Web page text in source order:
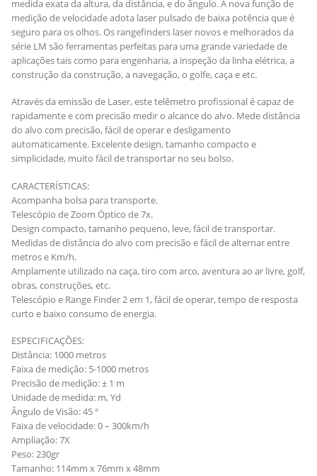
medida exata da altura, da distância, e do ângulo. A nova função de
medição de velocidade adota laser pulsado de baixa potência que é
seguro para os olhos. Os rangefinders laser novos e melhorados da
série LM são ferramentas perfeitas para uma grande variedade de
aplicações tais como para engenharia, a inspeção da linha elétrica, a
construção da construção, a navegação, o golfe, caça e etc.
Através da emissão de Laser, este telêmetro profissional é capaz de
rapidamente e com precisão medir o alcance do alvo. Mede distância
do alvo com precisão, fácil de operar e desligamento
automaticamente. Excelente design, tamanho compacto e
simplicidade, muito fácil de transportar no seu bolso.
CARACTERÍSTICAS:
Acompanha bolsa para transporte.
Telescópio de Zoom Óptico de 7x.
Design compacto, tamanho pequeno, leve, fácil de transportar.
Medidas de distância do alvo com precisão e fácil de alternar entre
metros e Km/h.
Amplamente utilizado na caça, tiro com arco, aventura ao ar livre, golf,
obras, construções, etc.
Telescópio e Range Finder 2 em 1, fácil de operar, tempo de resposta
curto e baixo consumo de energia.
ESPECIFICAÇÕES:
Distância: 1000 metros
Faixa de medição: 5-1000 metros
Precisão de medição: ± 1 m
Unidade de medida: m, Yd
Ângulo de Visão: 45 °
Faixa de velocidade: 0 – 300km/h
Ampliação: 7X
Peso: 230gr
Tamanho: 114mm x 76mm x 48mm